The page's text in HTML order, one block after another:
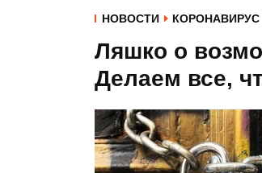
НОВОСТИ КОРОНАВИРУС
Ляшко о
Делаем все,